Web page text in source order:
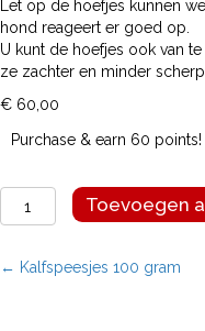
Let op de hoefjes kunnen
hond reageert er goed op.
U kunt de hoefjes ook van
ze zachter en minder
€ 60,00
Purchase & earn 60 points!
Kalfshoefjes
100
aantal
Toevoegen
Posts
← Kalfspeesjes 100 gram